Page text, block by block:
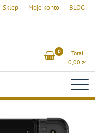
Sklep Moje konto BLOG
0
Total
0,00 zł